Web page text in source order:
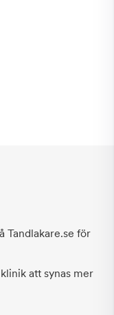
Tandlakare.se för
att synas mer